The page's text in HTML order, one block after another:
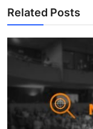
Related Posts